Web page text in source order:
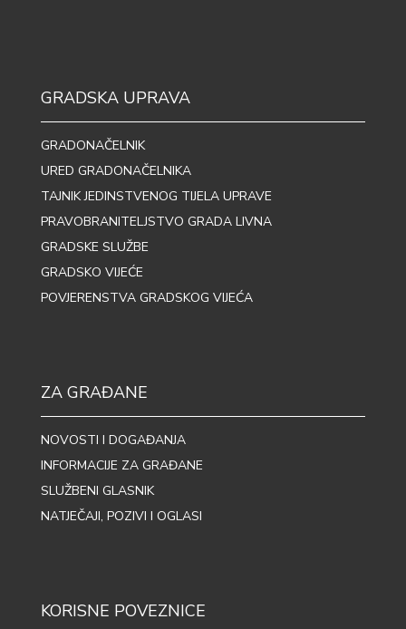
GRADSKA UPRAVA
GRADONAČELNIK
URED GRADONAČELNIKA
TAJNIK JEDINSTVENOG TIJELA UPRAVE
PRAVOBRANITELJSTVO GRADA LIVNA
GRADSKE SLUŽBE
GRADSKO VIJEĆE
POVJERENSTVA GRADSKOG VIJEĆA
ZA GRAĐANE
NOVOSTI I DOGAĐANJA
INFORMACIJE ZA GRAĐANE
SLUŽBENI GLASNIK
NATJEČAJI, POZIVI I OGLASI
KORISNE POVEZNICE